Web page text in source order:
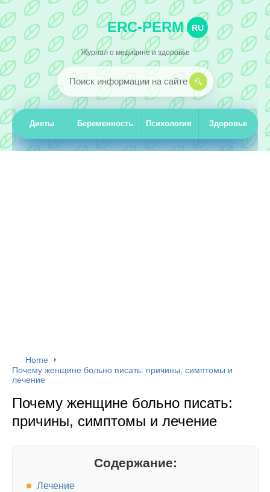
ERC-PERM RU
Журнал о медицине и здоровье
Диеты Беременность Психология Здоровье
Home
Почему женщине больно писать: причины, симптомы и
лечение
Почему женщине больно писать:
причины, симптомы и лечение
Содержание:
Лечение